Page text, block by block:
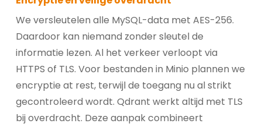
We versleutelen alle MySQL-data met AES-256.
Daardoor kan niemand zonder sleutel de
informatie lezen. Al het verkeer verloopt via
HTTPS of TLS. Voor bestanden in Minio plannen we
encryptie at rest, terwijl de toegang nu al strikt
gecontroleerd wordt. Qdrant werkt altijd met TLS
bij overdracht. Deze aanpak combineert